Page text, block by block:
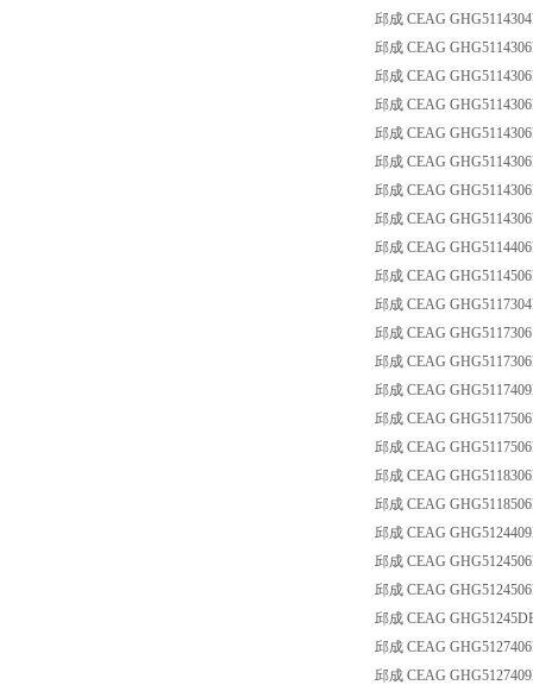
邱成 CEAG
邱成 CEAG
邱成 CEAG
邱成 CEAG
邱成 CEAG
邱成 CEAG
邱成 CEAG
邱成 CEAG
邱成 CEAG
邱成 CEAG
邱成 CEAG
邱成 CEAG
邱成 CEAG
邱成 CEAG
邱成 CEAG
邱成 CEAG
邱成 CEAG
邱成 CEAG
邱成 CEAG
邱成 CEAG
邱成 CEAG
邱成 CEAG
邱成 CEAG
邱成 CEAG